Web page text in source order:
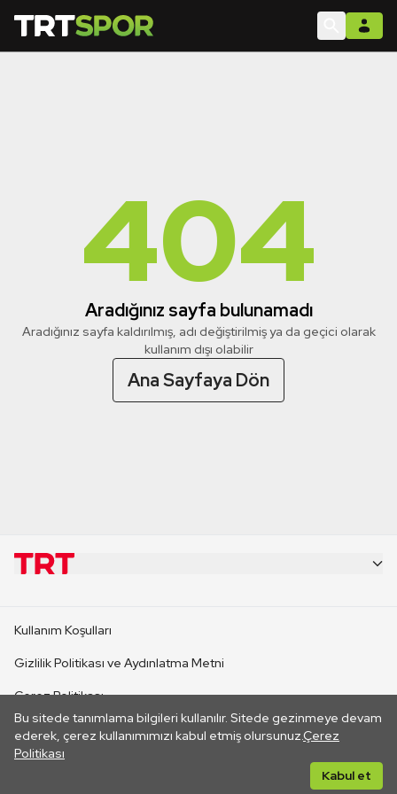
404
Aradığınız sayfa bulunamadı
Aradığınız sayfa kaldırılmış, adı değiştirilmiş ya da geçici olarak
kullanım dışı olabilir
Ana Sayfaya Dön
Bu sitede tanımlama bilgileri kullanılır. Sitede gezinmeye devam
ederek, çerez kullanımımızı kabul etmiş olursunuz.Çerez
Politikası
Kabul et
CANLI YAYINLAR
Kullanım Koşulları
Gizlilik Politikası ve Aydınlatma Metni
Çerez Politikası
İletişim
Her hakkı saklıdır. ©2026 TRT. Bağlantı yoluyla gidilen dış